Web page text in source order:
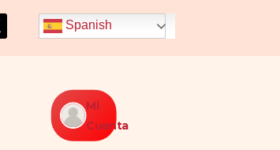
Spanish
Mi
Cuenta